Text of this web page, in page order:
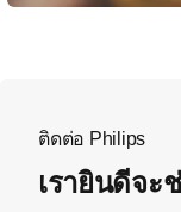
ติดต่อ Philips
เรายินดีจ